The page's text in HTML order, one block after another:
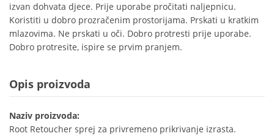
izvan dohvata djece. Prije uporabe pročitati naljepnicu.
Koristiti u dobro prozračenim prostorijama. Prskati u kratkim
mlazovima. Ne prskati u oči. Dobro protresti prije uporabe.
Dobro protresite, ispire se prvim pranjem.
Opis proizvoda
Naziv proizvoda:
Root Retoucher sprej za privremeno prikrivanje izrasta.